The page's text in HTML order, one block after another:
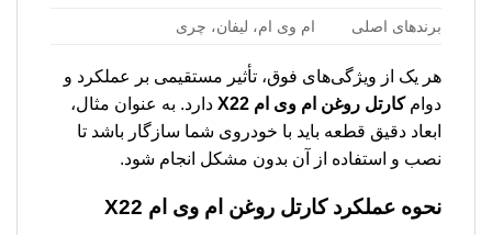
برندهای اصلی ام وی ام، لیفان، چری
هر یک از ویژگی‌های فوق، تأثیر مستقیمی بر عملکرد و
دوامكارتل روغن ام وی ام X22
دارد. به عنوان مثال،
ابعاد دقیق قطعه باید با خودروی شما سازگار باشد تا
نصب و استفاده از آن بدون مشکل انجام شود.
نحوه عملکردكارتل روغن ام وی ام X22